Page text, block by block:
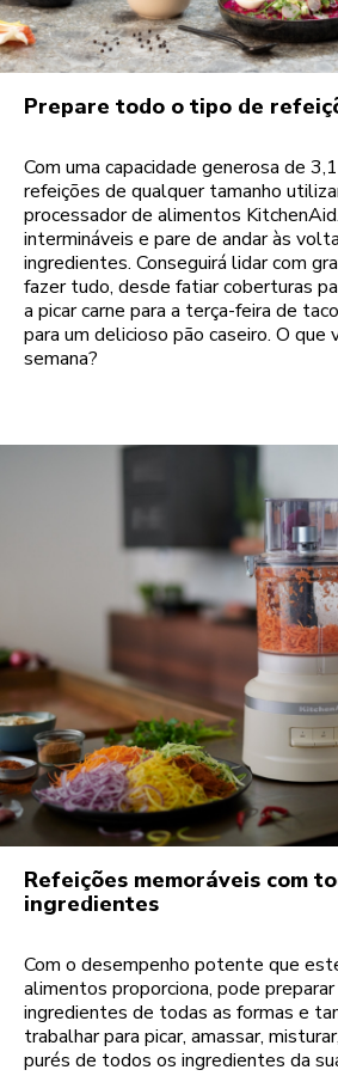
Prepare todo o tipo de
Com uma capacidade generosa de
refeições de qualquer tamanho
processador de alimentos
intermináveis e pare de andar às
ingredientes. Conseguirá lidar com
fazer tudo, desde fatiar coberturas
a picar carne para a terça-feira de
para um delicioso pão caseiro. O que
semana?
Refeições memoráveis com
ingredientes
Com o desempenho potente que
alimentos proporciona, pode
ingredientes de todas as formas e
trabalhar para picar, amassar,
purés de todos os ingredientes da